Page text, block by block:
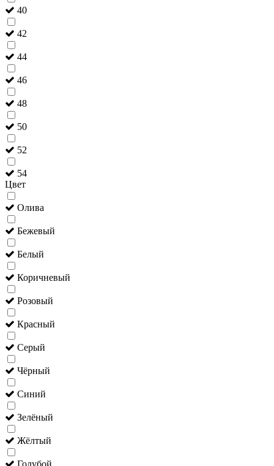
40
42
44
46
48
50
52
54
Цвет
Олива
Бежевый
Белый
Коричневый
Розовый
Красный
Серый
Чёрный
Синий
Зелёный
Жёлтый
Голубой